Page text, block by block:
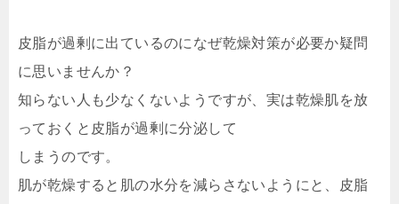
皮脂が過剰に出ているのになぜ乾燥対策が必要か疑問
に思いませんか？
知らない人も少なくないようですが、実は乾燥肌を放
っておくと皮脂が過剰に分泌して
しまうのです。
肌が乾燥すると肌の水分を減らさないようにと、皮脂